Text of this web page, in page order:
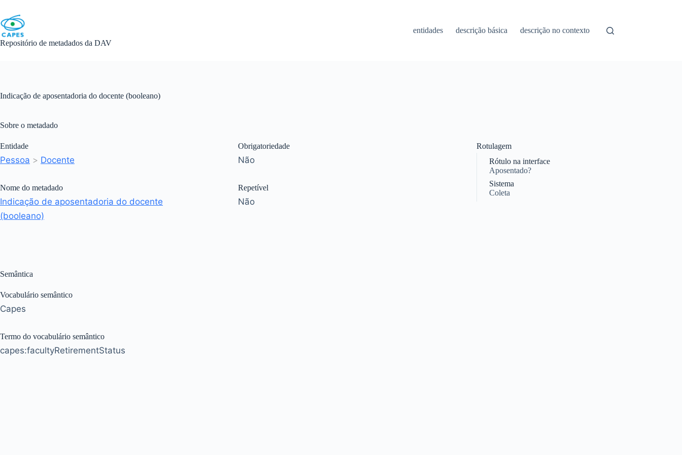
content
Repositório de metadados da DAV
entidades descrição básica descrição no contexto
Indicação de aposentadoria do docente (booleano)
Sobre o metadado
Entidade
Pessoa > Docente
Nome do metadado
Indicação de aposentadoria do docente
(booleano)
Obrigatoriedade
Não
Repetível
Não
Rotulagem
Rótulo na interface
Aposentado?
Sistema
Coleta
Semântica
Vocabulário semântico
Capes
Termo do vocabulário semântico
capes:facultyRetirementStatus